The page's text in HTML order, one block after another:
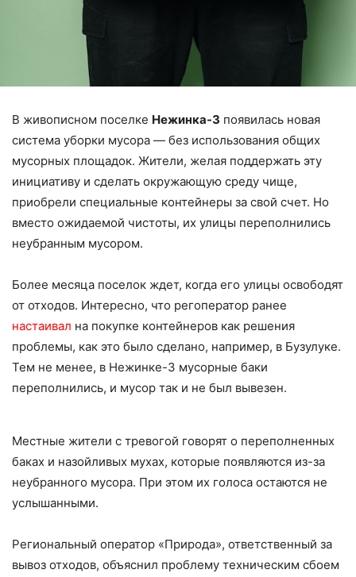
В живописном поселке Нежинка-3 появилась новая
система уборки мусора — без использования общих
мусорных площадок. Жители, желая поддержать эту
инициативу и сделать окружающую среду чище,
приобрели специальные контейнеры за свой счет. Но
вместо ожидаемой чистоты, их улицы переполнились
неубранным мусором.
Более месяца поселок ждет, когда его улицы освободят
от отходов. Интересно, что регоператор ранее
настаивал на покупке контейнеров как решения
проблемы, как это было сделано, например, в Бузулуке.
Тем не менее, в Нежинке-3 мусорные баки
переполнились, и мусор так и не был вывезен.
Местные жители с тревогой говорят о переполненных
баках и назойливых мухах, которые появляются из-за
неубранного мусора. При этом их голоса остаются не
услышанными.
Региональный оператор «Природа», ответственный за
вывоз отходов, объяснил проблему техническим сбоем